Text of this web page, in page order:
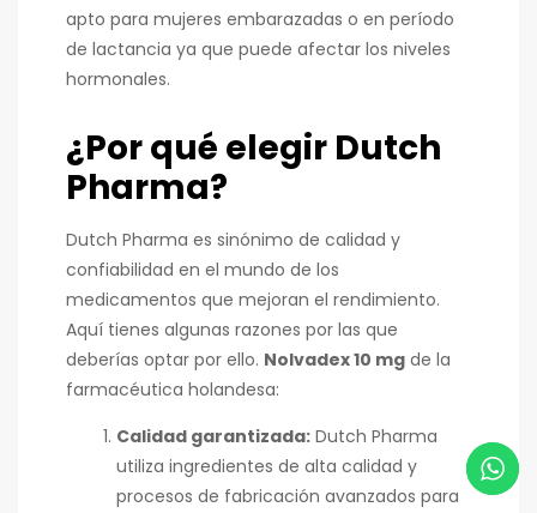
apto para mujeres embarazadas o en período
de lactancia ya que puede afectar los niveles
hormonales.
¿Por qué elegir Dutch
Pharma?
Dutch Pharma es sinónimo de calidad y
confiabilidad en el mundo de los
medicamentos que mejoran el rendimiento.
Aquí tienes algunas razones por las que
deberías optar por ello. Nolvadex 10 mg de la
farmacéutica holandesa:
Calidad garantizada: Dutch Pharma
utiliza ingredientes de alta calidad y
procesos de fabricación avanzados para